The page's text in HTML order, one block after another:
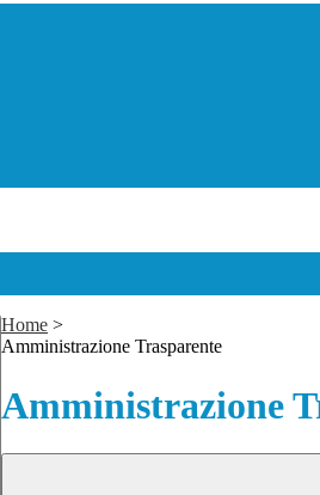
Home >
Amministrazione Trasparente
Amministrazione